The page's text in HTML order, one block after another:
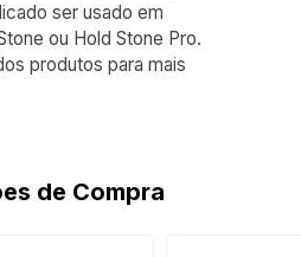
ser usado em
ou Hold Stone Pro.
produtos para mais
de Compra